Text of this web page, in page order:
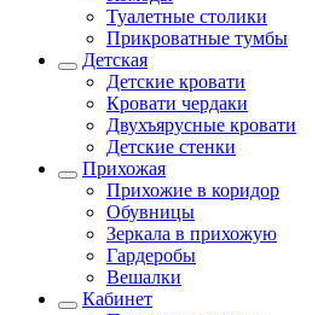
Туалетные столики
Прикроватные тумбы
Детская
Детские кровати
Кровати чердаки
Двухъярусные кровати
Детские стенки
Прихожая
Прихожие в коридор
Обувницы
Зеркала в прихожую
Гардеробы
Вешалки
Кабинет